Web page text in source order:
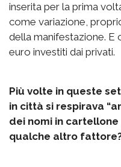
inserita per la prima
come variazione,
della manifestazione. E
euro investiti dai privati.
Più volte in queste
in città si respirava
dei nomi in
qualche altro